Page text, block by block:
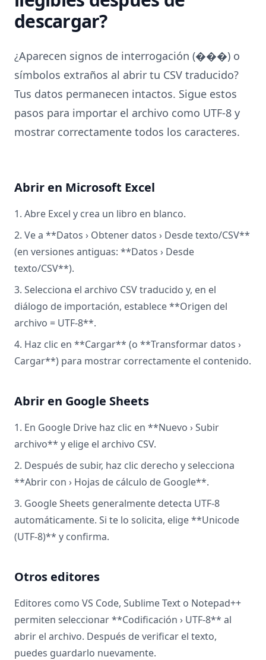
descargar?
¿Aparecen signos de interrogación (���) o
símbolos extraños al abrir tu CSV traducido?
Tus datos permanecen intactos. Sigue estos
pasos para importar el archivo como UTF-8 y
mostrar correctamente todos los caracteres.
Abrir en Microsoft Excel
1. Abre Excel y crea un libro en blanco.
2. Ve a **Datos › Obtener datos › Desde texto/CSV**
(en versiones antiguas: **Datos › Desde
texto/CSV**).
3. Selecciona el archivo CSV traducido y, en el
diálogo de importación, establece **Origen del
archivo = UTF-8**.
4. Haz clic en **Cargar** (o **Transformar datos ›
Cargar**) para mostrar correctamente el contenido.
Abrir en Google Sheets
1. En Google Drive haz clic en **Nuevo › Subir
archivo** y elige el archivo CSV.
2. Después de subir, haz clic derecho y selecciona
**Abrir con › Hojas de cálculo de Google**.
3. Google Sheets generalmente detecta UTF-8
automáticamente. Si te lo solicita, elige **Unicode
(UTF-8)** y confirma.
Otros editores
Editores como VS Code, Sublime Text o Notepad++
permiten seleccionar **Codificación › UTF-8** al
abrir el archivo. Después de verificar el texto,
puedes guardarlo nuevamente.